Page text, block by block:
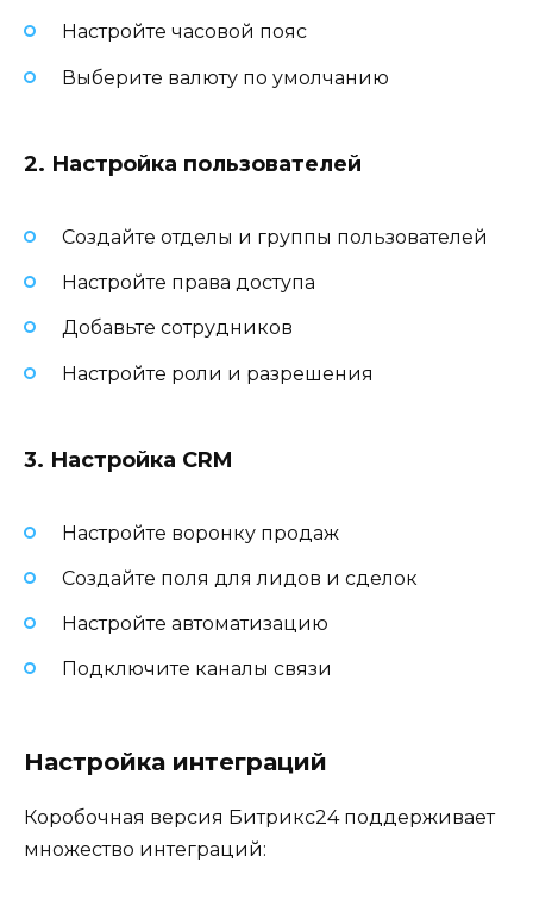
Настройте часовой пояс
Выберите валюту по умолчанию
2. Настройка пользователей
Создайте отделы и группы пользователей
Настройте права доступа
Добавьте сотрудников
Настройте роли и разрешения
3. Настройка CRM
Настройте воронку продаж
Создайте поля для лидов и сделок
Настройте автоматизацию
Подключите каналы связи
Настройка интеграций
Коробочная версия Битрикс24 поддерживает
множество интеграций: